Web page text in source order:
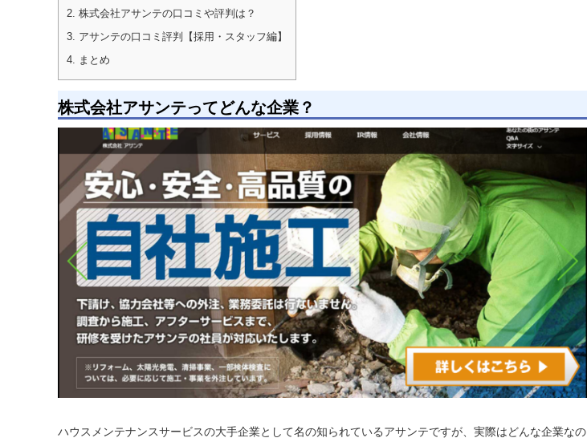
2. 株式会社アサンテの口コミや評判は？
3. アサンテの口コミ評判【採用・スタッフ編】
4. まとめ
株式会社アサンテってどんな企業？
ハウスメンテナンスサービスの大手企業として名の知られているアサンテですが、実際はどんな企業なの